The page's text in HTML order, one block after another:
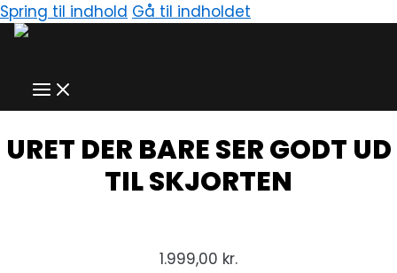
Spring til indhold Gå til indholdet
URET DER BARE SER GODT UD
TIL SKJORTEN
1.999,00 kr.